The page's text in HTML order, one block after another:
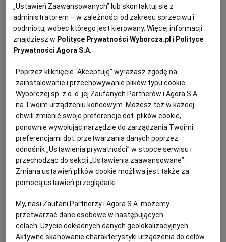
KIELCE
KOSZALIN
KRAKÓW
LUBLIN
ŁÓDŹ
OLSZTYN
OPOLE
PŁOCK
SŁÓWKA. MAGAZYN O JĘZYKU
GAZETA.PL
SPORT.PL
PUBLIO.PL
KULTURALNYSKLEP.PL
DZIECKO
ZDROWIE
POGODA
DANIA ROZGRZEWAJĄCE
DANIA WEGETARIAŃSKIE
PRZEPISY KULINARNE
ZIEMNIAKI
Anna Gaik
Krupnik z ryżem
BEZ GLUTENU DANIA ROZGRZEWAJĄCE DRÓB KOLACJA
Magazyn Kuchnia
Czekolada z piankami
marshmallows
CZEKOLADA DANIA ROZGRZEWAJĄCE DESERY GORĄCA CZEKOLADA
Anna Gaik
„Ustawień Zaawansowanych” lub skontaktuj się z
administratorem – w zależności od zakresu sprzeciwu i
podmiotu, wobec którego jest kierowany. Więcej informacji
znajdziesz w Polityce Prywatności Wyborcza.pl i Polityce
Prywatności Agora S.A.
Poprzez kliknięcie "Akceptuję" wyrażasz zgodę na
zainstalowanie i przechowywanie plików typu cookie
Wyborczej sp. z o. o. jej Zaufanych Partnerów i Agora S.A.
na Twoim urządzeniu końcowym. Możesz też w każdej
chwili zmienić swoje preferencje dot. plików cookie,
ponownie wywołując narzędzie do zarządzania Twoimi
preferencjami dot. przetwarzania danych poprzez
odnośnik „Ustawienia prywatności” w stopce serwisu i
przechodząc do sekcji „Ustawienia zaawansowane”.
Zmiana ustawień plików cookie możliwa jest także za
pomocą ustawień przeglądarki.
My, nasi Zaufani Partnerzy i Agora S.A. możemy
przetwarzać dane osobowe w następujących
celach:Użycie dokładnych danych geolokalizacyjnych.
Aktywne skanowanie charakterystyki urządzenia do celów